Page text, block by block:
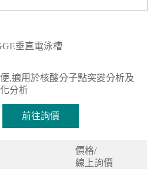
垂直電泳槽
,適用於核酸分子點突變分析及
分析
前往詢價
價格/
線上詢價